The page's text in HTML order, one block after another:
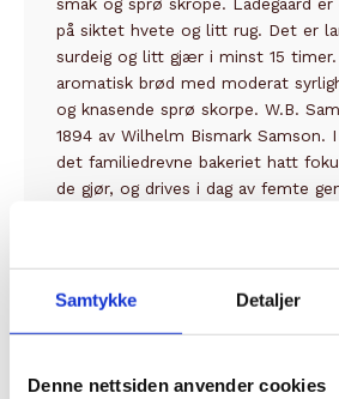
Samtykke Detaljer
Denne nettsiden anvender cookies
på siktet hvete og litt rug. Det er
surdeig og litt gjær i minst 15
aromatisk brød med moderat
og knasende sprø skorpe. W.B.
1894 av Wilhelm Bismark Samson.
det familiedrevne bakeriet hatt
de gjør, og drives i dag av femte
produkter fra W.B. Samson bærer